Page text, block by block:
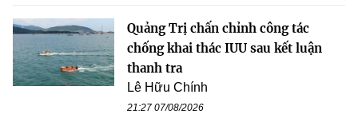
Quảng Trị chấn chỉnh công tác
chống khai thác IUU sau kết luận
thanh tra
Lê Hữu Chính
21:27 07/08/2026